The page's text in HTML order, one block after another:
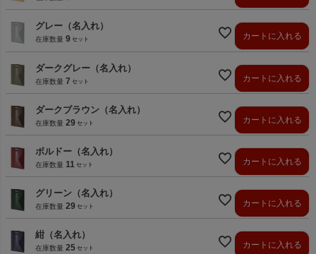
グレー（名入れ）
在庫数量 9 カートに入れる
ダークグレー（名入れ）
在庫数量 7 カートに入れる
ダークブラウン（名入れ）
在庫数量 29 カートに入れる
ボルドー（名入れ）
在庫数量 11 カートに入れる
グリーン（名入れ）
在庫数量 29 カートに入れる
紺（名入れ）
在庫数量 25 カートに入れる